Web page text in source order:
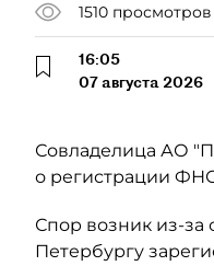
1510 просмотров
16:05
07 августа 2026
Совладелица АО
о регистрации
Спор возник из-
Петербургу